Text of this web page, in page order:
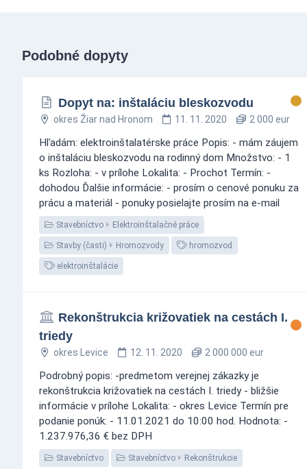
Podobné dopyty
Dopyt na: inštaláciu bleskozvodu
okres Žiar nad Hronom 11. 11. 2020 2 000 eur
Hľadám: elektroinštalatérske práce Popis: - mám záujem
o inštaláciu bleskozvodu na rodinný dom Množstvo: - 1
ks Rozloha: - v prílohe Lokalita: - Prochot Termín: -
dohodou Ďalšie informácie: - prosím o cenové ponuku za
prácu a materiál - ponuky posielajte prosím na e-mail
Stavebníctvo Elektroinštalačné práce
Stavby (časti) Hromozvody hromozvod
elektroinštalácie
Rekonštrukcia križovatiek na cestách I.
triedy
okres Levice 12. 11. 2020 2 000 000 eur
Podrobný popis: -predmetom verejnej zákazky je
rekonštrukcia križovatiek na cestách I. triedy - bližšie
informácie v prílohe Lokalita: - okres Levice Termín pre
podanie ponúk: - 11.01.2021 do 10:00 hod. Hodnota: -
1.237.976,36 € bez DPH
Stavebníctvo Stavebníctvo Rekonštrukcie